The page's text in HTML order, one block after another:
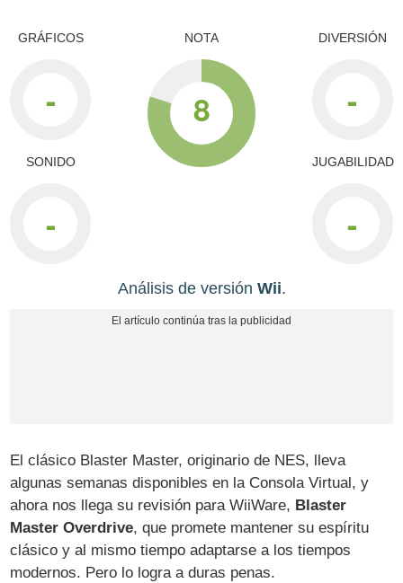
GRÁFICOS
-
SONIDO
-
NOTA
8
DIVERSIÓN
-
JUGABILIDAD
-
Análisis de versión Wii.
El clásico Blaster Master, originario de NES, lleva
algunas semanas disponibles en la Consola Virtual, y
ahora nos llega su revisión para WiiWare, Blaster
Master Overdrive, que promete mantener su espíritu
clásico y al mismo tiempo adaptarse a los tiempos
modernos. Pero lo logra a duras penas.